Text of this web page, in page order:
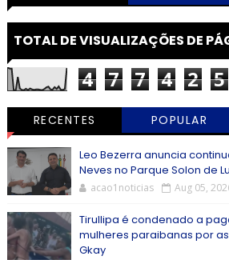
TOTAL DE VISUALIZAÇÕES DE
4 7 7 4 2 5
RECENTES POPULAR
Leo Bezerra anuncia
Neves no Parque Solon de
acao1noticias Aug 05,
Tirullipa é condenado a
mulheres paraibanas por
Gkay